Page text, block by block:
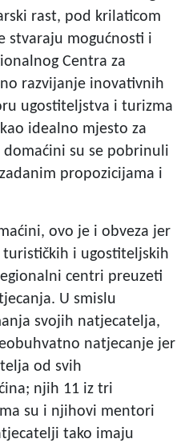
rast, pod krilaticom
stvaraju mogućnosti i
Centra za
razvijanje inovativnih
ugostiteljstva i turizma
idealno mjesto za
su se pobrinuli
propozicijama i
ovo je i obveza jer
i ugostiteljskih
centri preuzeti
U smislu
svojih natjecatelja,
natjecanje jer
od svih
njih 11 iz tri
su i njihovi mentori
tako imaju